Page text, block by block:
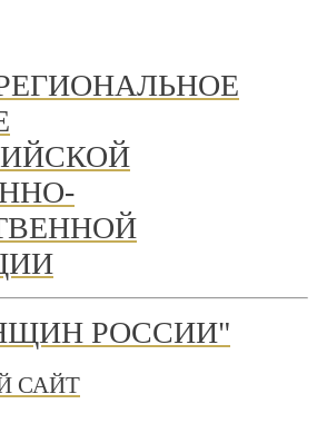
РОССИИ"
САЙТ